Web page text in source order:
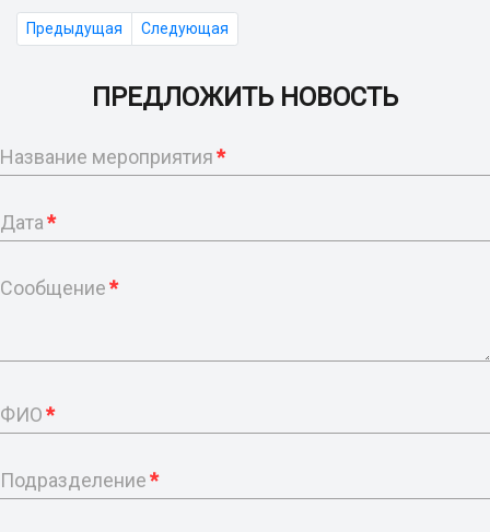
Предыдущая Следующая
ПРЕДЛОЖИТЬ НОВОСТЬ
Название мероприятия*
Дата*
Сообщение*
ФИО*
Подразделение*